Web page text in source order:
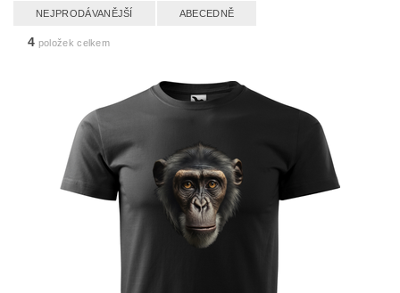
NEJPRODÁVANĚJŠÍ ABECEDNĚ
4 položek celkem